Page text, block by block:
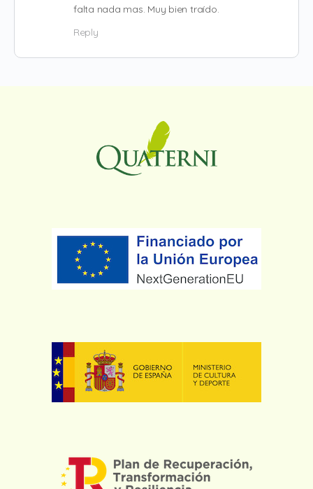
falta nada mas. Muy bien traído.
Reply